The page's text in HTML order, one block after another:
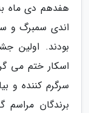
هفدهم دی ماه
بودند. اولین
اسکار ختم می
سرگرم کننده و